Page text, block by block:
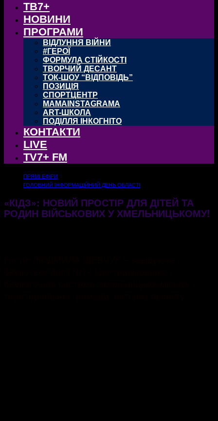
ТВ7+
НОВИНИ
ПРОГРАМИ
ВІДЛУННЯ ВІЙНИ
#ГЕРОЇ
ФОРМУЛА СТІЙКОСТІ
ТВОРЧИЙ ДЕСАНТ
ТОК-ШОУ “ВІДПОВІДЬ”
ПОЗИЦІЯ
СПОРТЦЕНТР
MAMAINSTAGRAMA
ART-ШКОЛА
ПОДІЛЛЯ ІНКОГНІТО
КОНТАКТИ
LIVE
TV7+ FM
ПРЯМІ ЕФІРИ
ГОЛОВНИЙ ІНФОРМАЦІЙНИЙ ДЕНЬ ОБЛАСТІ
«КІДЗ»: НОВИЙ ПРОСТІР ДЛЯ ДІТЕЙ ТА
РОДИН ВІЙСЬКОВИХ У ХМЕЛЬНИЦЬКОМУ!